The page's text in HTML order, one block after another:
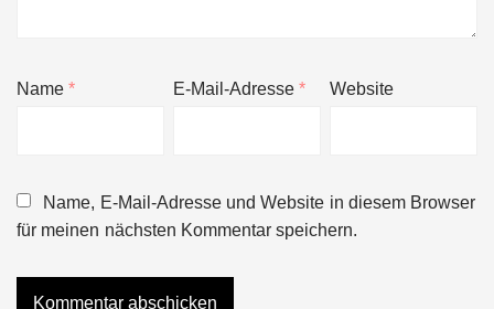
Name* E-Mail-Adresse* Website
Name, E-Mail-Adresse und Website in diesem Browser
für meinen nächsten Kommentar speichern.